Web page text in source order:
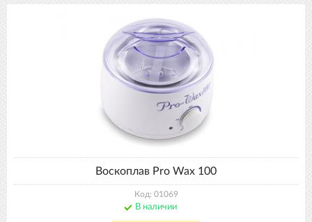
Воскоплав Pro Wax 100
Код: 01069
В наличии